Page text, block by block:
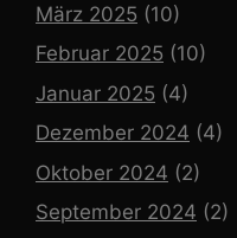
März 2025 (10)
Februar 2025 (10)
Januar 2025 (4)
Dezember 2024 (4)
Oktober 2024 (2)
September 2024 (2)